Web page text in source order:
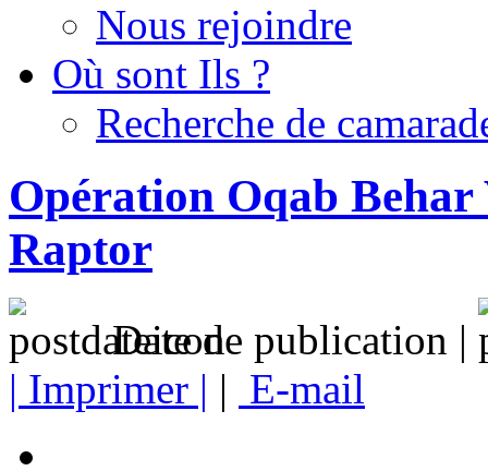
Nous rejoindre
Où sont Ils ?
Recherche de
Opération Oqab
Raptor
Date de publication |
| Imprimer | | E-mail